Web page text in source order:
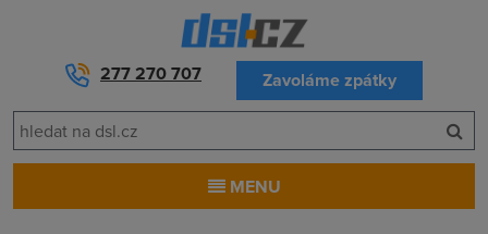
277 270 707 Zavoláme zpátky
MENU